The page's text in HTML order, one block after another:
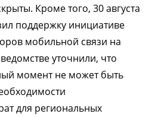
Кроме того, 30 августа
поддержку инициативе
мобильной связи на
уточнили, что
момент не может быть
для региональных